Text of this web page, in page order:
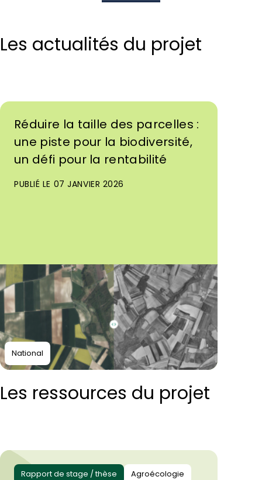
Les actualités du projet
Réduire la taille des parcelles :
une piste pour la biodiversité,
un défi pour la rentabilité
PUBLIÉ LE 07 JANVIER 2026
National
Les ressources du projet
Rapport de stage / thèse Agroécologie